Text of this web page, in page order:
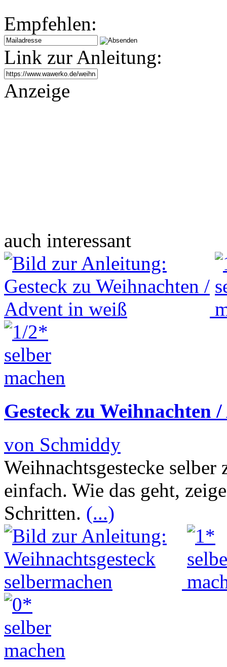
Empfehlen:
Link zur Anleitung:
Anzeige
auch interessant
Gesteck zu Weihnachten
von Schmiddy
Weihnachtsgestecke
einfach. Wie das geht,
Schritten. (...)